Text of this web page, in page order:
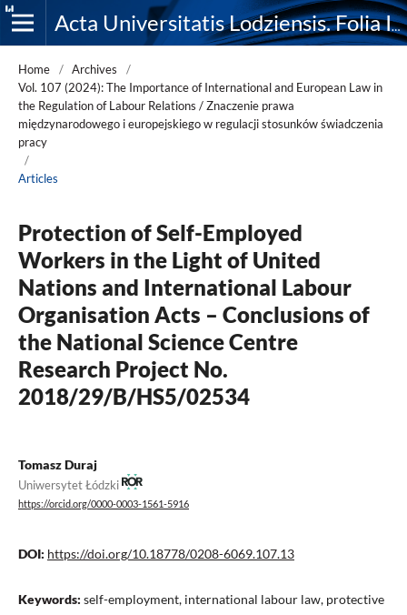
Acta Universitatis Lodziensis. Folia Iuridica
Home / Archives
/
Vol. 107 (2024): The Importance of International and European Law in
the Regulation of Labour Relations / Znaczenie prawa
międzynarodowego i europejskiego w regulacji stosunków świadczenia
pracy
/
Articles
Protection of Self-Employed
Workers in the Light of United
Nations and International Labour
Organisation Acts – Conclusions of
the National Science Centre
Research Project No.
2018/29/B/HS5/02534
Tomasz Duraj
Uniwersytet Łódzki
https://orcid.org/0000-0003-1561-5916
DOI: https://doi.org/10.18778/0208-6069.107.13
Keywords: self-employment, international labour law, protective